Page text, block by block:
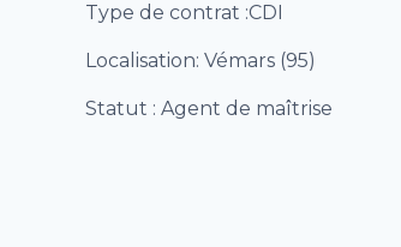
Type de contrat :CDI
Localisation: Vémars (95)
Statut : Agent de maîtrise